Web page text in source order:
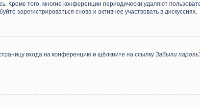
Кроме того, многие конференции периодически удаляют
зарегистрироваться снова и активнее участвовать в дискуссиях.
входа на конференцию и щёлкните на ссылку Забыли